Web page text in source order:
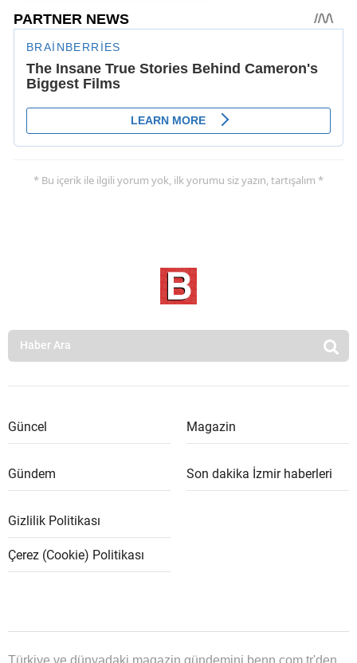
* Bu içerik ile ilgili yorum yok, ilk yorumu siz yazın, tartışalım *
Güncel Magazin
Gündem Son dakika İzmir haberleri
Gizlilik Politikası
Çerez (Cookie) Politikası
Türkiye ve dünyadaki magazin gündemini benn.com.tr'den